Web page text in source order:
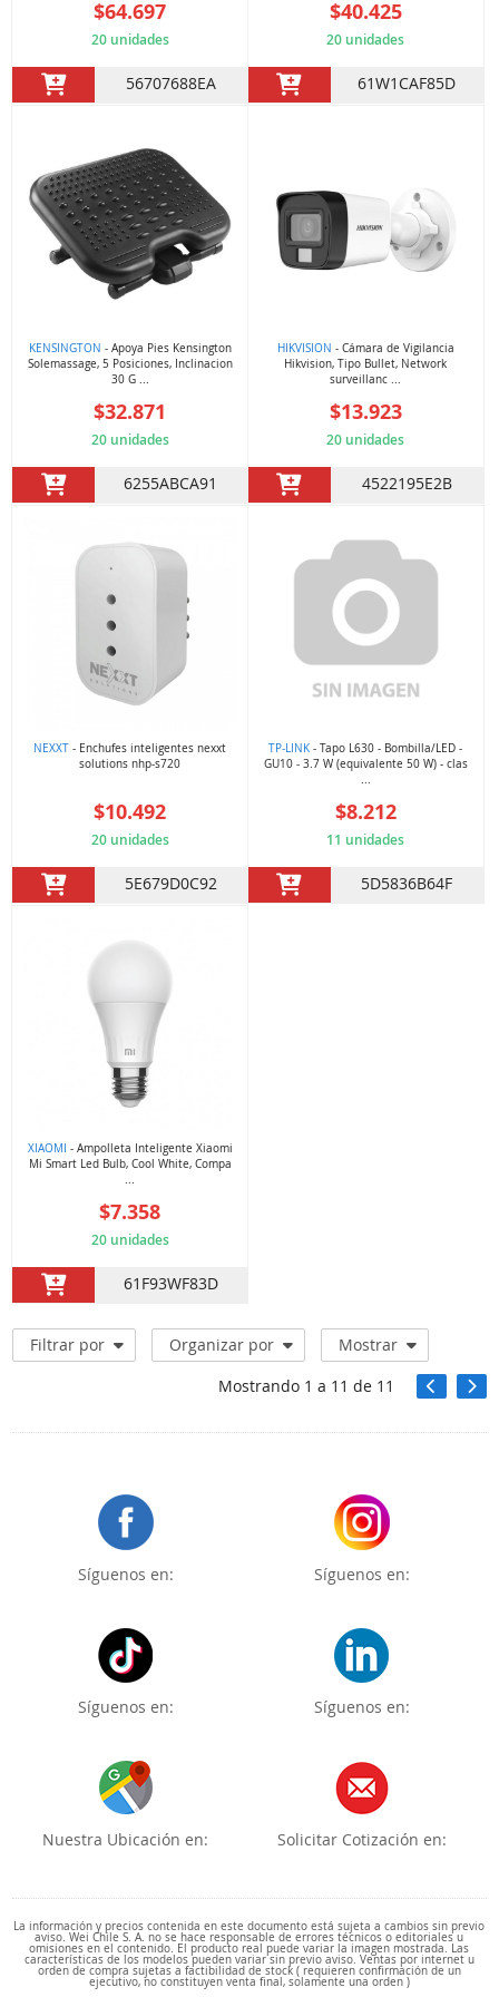
$64.697
20 unidades
56707688EA
$40.425
20 unidades
61W1CAF85D
KENSINGTON - Apoya Pies Kensington
Solemassage, 5 Posiciones, Inclinacion
30 G ...
$32.871
20 unidades
6255ABCA91
HIKVISION - Cámara de Vigilancia
Hikvision, Tipo Bullet, Network
surveillanc ...
$13.923
20 unidades
4522195E2B
NEXXT - Enchufes inteligentes nexxt
solutions nhp-s720
$10.492
20 unidades
5E679D0C92
TP-LINK - Tapo L630 - Bombilla/LED -
GU10 - 3.7 W (equivalente 50 W) - clas
...
$8.212
11 unidades
5D5836B64F
XIAOMI - Ampolleta Inteligente Xiaomi
Mi Smart Led Bulb, Cool White, Compa
...
$7.358
20 unidades
61F93WF83D
Filtrar por Organizar por
Mostrar
Mostrando 1 a 11 de 11
Síguenos en: Síguenos en:
Síguenos en: Síguenos en:
Nuestra Ubicación en: Solicitar Cotización en:
La información y precios contenida en este documento está sujeta a cambios sin previo
aviso. Wei Chile S. A. no se hace responsable de errores técnicos o editoriales u
omisiones en el contenido. El producto real puede variar la imagen mostrada. Las
características de los modelos pueden variar sin previo aviso. Ventas por internet u
orden de compra sujetas a factibilidad de stock ( requieren confirmación de un
ejecutivo, no constituyen venta final, solamente una orden )